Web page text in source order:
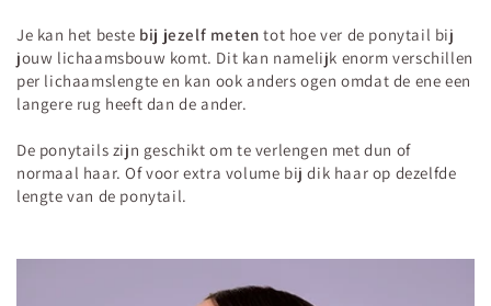
Je kan het beste bij jezelf meten tot hoe ver de ponytail bij
jouw lichaamsbouw komt. Dit kan namelijk enorm verschillen
per lichaamslengte en kan ook anders ogen omdat de ene een
langere rug heeft dan de ander.
De ponytails zijn geschikt om te verlengen met dun of
normaal haar. Of voor extra volume bij dik haar op dezelfde
lengte van de ponytail.